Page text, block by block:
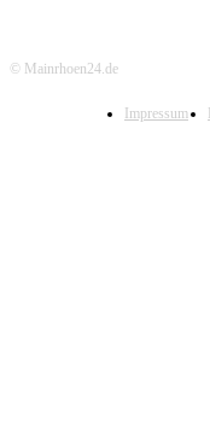
© Mainrhoen24.de
Impressum